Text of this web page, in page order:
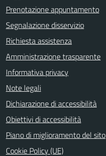
Prenotazione appuntamento
Segnalazione disservizio
Richiesta assistenza
Amministrazione trasparente
Informativa privacy
Note legali
Dichiarazione di accessibilità
Obiettivi di accessibilità
Piano di miglioramento del sito
Cookie Policy (UE)